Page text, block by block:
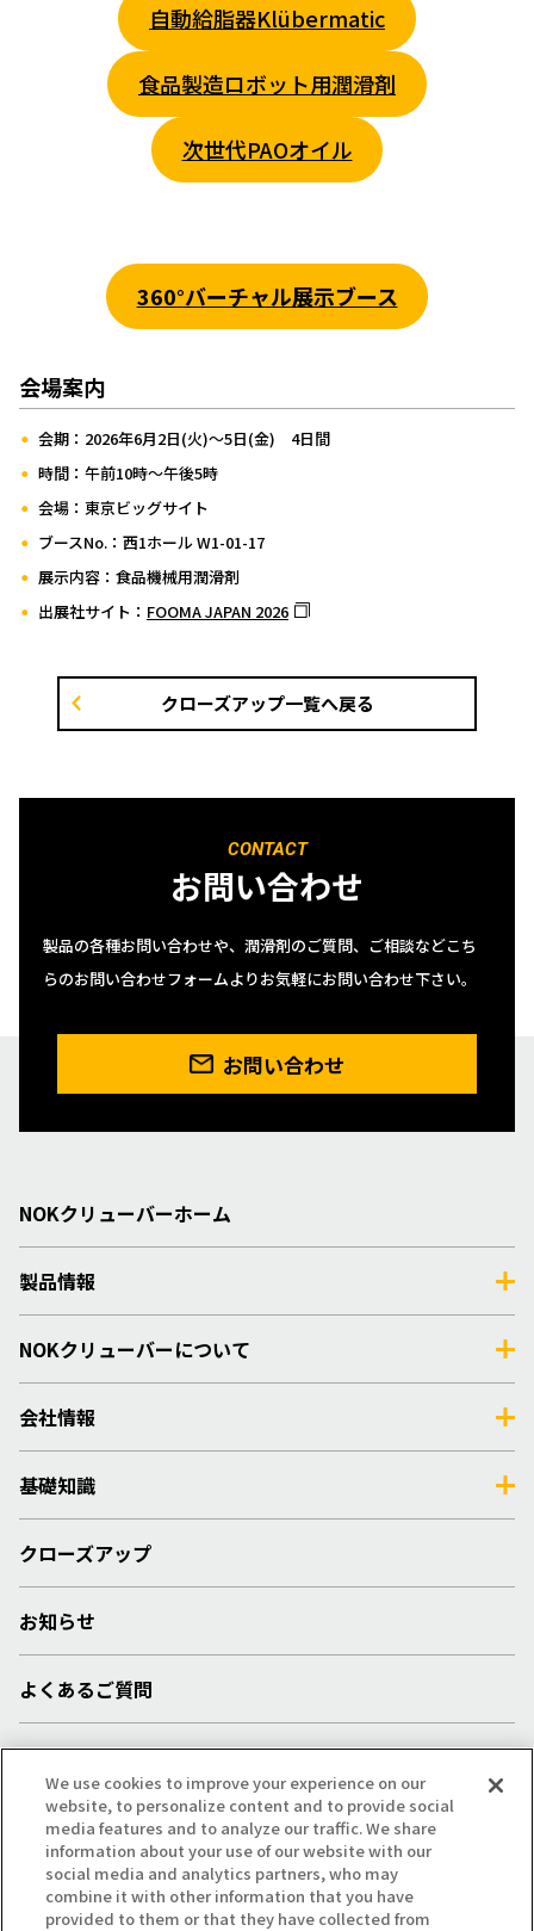
自動給脂器Klübermatic
食品製造ロボット用潤滑剤
次世代PAOオイル
360°バーチャル展示ブース
会場案内
会期：2026年6月2日(火)～5日(金) 4日間
時間：午前10時～午後5時
会場：東京ビッグサイト
ブースNo.：西1ホール W1-01-17
展示内容：食品機械用潤滑剤
出展社サイト： FOOMA JAPAN 2026
クローズアップ一覧へ戻る
CONTACT
お問い合わせ
製品の各種お問い合わせや、潤滑剤のご質問、ご相談などこち
らのお問い合わせフォームよりお気軽にお問い合わせ下さい。
お問い合わせ
NOKクリューバーホーム
製品情報
NOKクリューバーについて
会社情報
基礎知識
クローズアップ
お知らせ
よくあるご質問
採用情報
プライバシー・クッキーポリシー / サイトマップ
/
利用規約
/ 注意事項
We use cookies to improve your experience on our
website, to personalize content and to provide social
media features and to analyze our traffic. We share
information about your use of our website with our
social media and analytics partners, who may
combine it with other information that you have
provided to them or that they have collected from